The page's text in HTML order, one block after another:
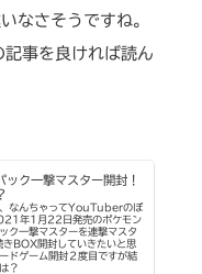
なさそうですね。
事を良ければ読ん
ック一撃マスター開封！
、なんちゃってYouTuberのぽ
年1月22日発売のポケモン
ク一撃マスターを連撃マスタ
BOX開封していきたいと思
ドゲーム開封２度目ですが結
？